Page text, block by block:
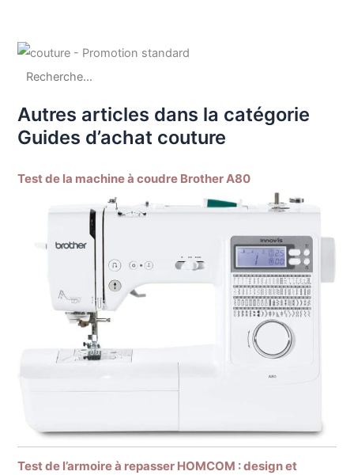
Autres articles dans la catégorie
Guides d’achat couture
Test de la machine à coudre Brother A80
Test de l’armoire à repasser HOMCOM : design et